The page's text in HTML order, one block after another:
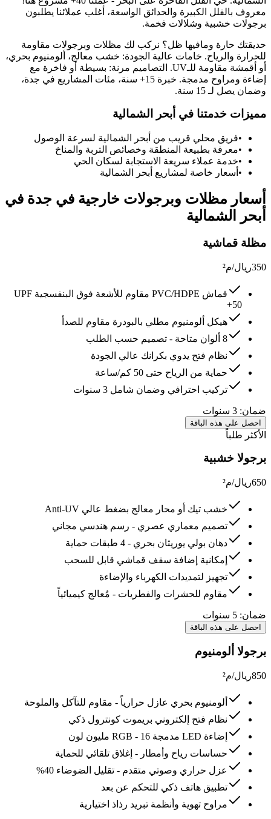
معروف بالفلل الكبيرة والحدائق الواسعة، أغلب عملائنا يطلبون
برجولات خشبية وشلالات فخمة.
حديقتك حارة ومافيها ظل؟ نركب لك مظلات وبرجولات مقاومة
للحرارة والرياح. خامات عالية الجودة: خشب معالج، ألومنيوم بحري،
أو أقمشة مقاومة للـUV. التصاميم مرنة: بسيطة أو فاخرة مع
إضاءة ومراوح مدمجة. خبرة 15+ سنة، مئات المشاريع في جدة،
وضمان يصل لـ 15 سنة.
مميزات خدمتنا في أبحر الشمالية
•فريق محلي قريب من أبحر الشمالية لسرعة الوصول
•معرفة بطبيعة المنطقة وخصائص التربة والمناخ
•خدمة عملاء سريعة الاستجابة لسكان الحي
• أسعار خاصة لمشاريع أبحر الشمالية
أسعار مظلات وبرجولات خارجية في جدة في
أبحر الشمالية
مظلة قماشية
350ريال/م²
قماش PVC/HDPE مقاوم للأشعة فوق البنفسجية UPF
50+
هيكل ألومنيوم مطلي بالبودرة مقاوم للصدأ
8 ألوان متاحة - تصميم حسب الطلب
نظام فتح يدوي بكرانك عالي الجودة
حماية من الرياح حتى 50 كم/ساعة
تركيب احترافي وضمان شامل 3 سنوات
ضمان: 3 سنوات
احصل على هذه الباقة
الأكثر طلباً
برجولا خشبية
650ريال/م²
خشب تيك أو محار معالج بضغط عالي Anti-UV
تصميم معماري عصري - رسم هندسي مجاني
دهان بولي يوريثان بحري - 4 طبقات حماية
إمكانية إضافة سقف قماشي قابل للسحب
تجهيز لتمديدات الكهرباء والإضاءة
مقاوم للحشرات والفطريات - مُعالج كيميائياً
ضمان: 5 سنوات
احصل على هذه الباقة
برجولا ألومنيوم
850ريال/م²
ألومنيوم بحري عازل حرارياً - مقاوم للتآكل والملوحة
نظام فتح إلكتروني بريموت كونترول ذكي
إضاءة LED مدمجة RGB - 16 مليون لون
حساسات رياح وأمطار - إغلاق تلقائي للحماية
عزل حراري وصوتي متقدم - تقليل الضوضاء 40%
تطبيق هاتف ذكي للتحكم عن بعد
مراوح تهوية وأنظمة تبريد رذاذ اختيارية